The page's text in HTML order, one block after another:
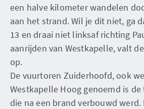
een halve kilometer wandelen
aan het strand. Wil je dit niet, ga
13 en draai niet linksaf richting
aanrijden van Westkapelle, valt
op.
De vuurtoren Zuiderhoofd, ook
Westkapelle Hoog genoemd is
die na een brand verbouwd